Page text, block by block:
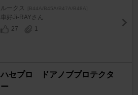
ルークス [B44A/B45A/B47A/B48A]
車好Ji-RAYさん
27
1
ハセプロ ドアノブプロテクタ
ー